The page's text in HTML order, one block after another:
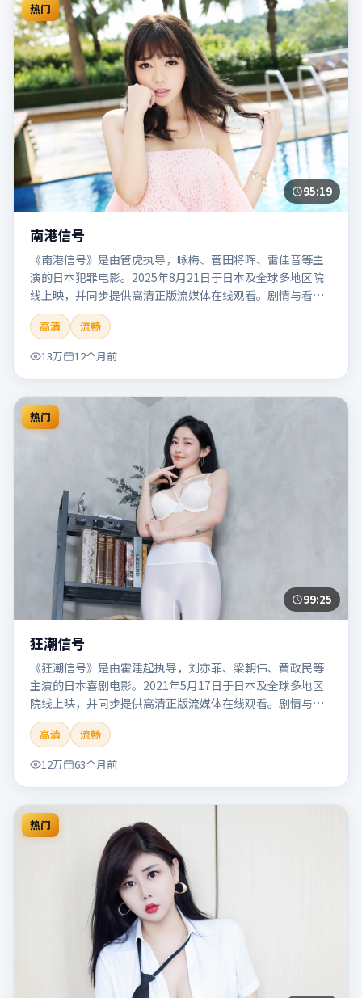
热门
95:19
南港信号
《南港信号》是由管虎执导，咏梅、菅田将晖、雷佳音等主
演的日本犯罪电影。2025年8月21日于日本及全球多地区院
线上映，并同步提供高清正版流媒体在线观看。剧情与看
点：聚焦案件与人性灰色地带，张力十足，兼具社会观察与
戏剧冲突。本片适合检索「南港信号」「管虎」「犯罪」
「日本」「2025」「2025-08-21上映」等关键词的影迷阅读
简介与主创信息。
高清
流畅
13万
12个月前
热门
99:25
狂潮信号
《狂潮信号》是由霍建起执导，刘亦菲、梁朝伟、黄政民等
主演的日本喜剧电影。2021年5月17日于日本及全球多地区
院线上映，并同步提供高清正版流媒体在线观看。剧情与看
点：笑点自然生活化，轻松解压，适合全家或朋友一起观
看。本片适合检索「狂潮信号」「霍建起」「喜剧」「日
本」「2021」「2021-05-17上映」等关键词的影迷阅读简介
与主创信息。
高清
流畅
12万
63个月前
热门